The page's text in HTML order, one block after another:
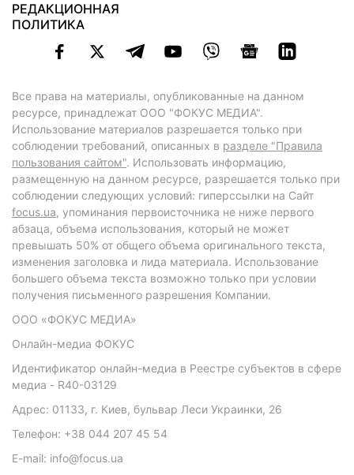
РЕДАКЦИОННАЯ
ПОЛИТИКА
Все права на материалы, опубликованные на данном
ресурсе, принадлежат ООО "ФОКУС МЕДИА".
Использование материалов разрешается только при
соблюдении требований, описанных в разделе "Правила
пользования сайтом". Использовать информацию,
размещенную на данном ресурсе, разрешается только при
соблюдении следующих условий: гиперссылки на Сайт
focus.ua, упоминания первоисточника не ниже первого
абзаца, объема использования, который не может
превышать 50% от общего объема оригинального текста,
изменения заголовка и лида материала. Использование
большего объема текста возможно только при условии
получения письменного разрешения Компании.
ООО «ФОКУС МЕДИА»
Онлайн-медиа ФОКУС
Идентификатор онлайн-медиа в Реестре субъектов в сфере
медиа - R40-03129
Адрес: 01133, г. Киев, бульвар Леси Украинки, 26
Телефон: +38 044 207 45 54
E-mail: info@focus.ua